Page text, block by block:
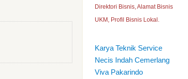
Direktori Bisnis, Alamat Bisnis
UKM, Profil Bisnis Lokal.
Karya Teknik Service
Necis Indah Cemerlang
Viva Pakarindo